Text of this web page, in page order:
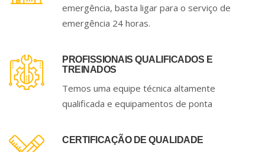
emergência, basta ligar para o serviço de
emergência 24 horas.
PROFISSIONAIS QUALIFICADOS E
TREINADOS
Temos uma equipe técnica altamente
qualificada e equipamentos de ponta
CERTIFICAÇÃO DE QUALIDADE